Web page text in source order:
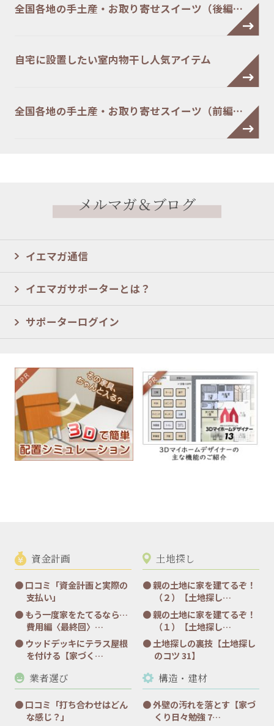
全国各地の手土産・お取り寄せスイーツ（後編…
自宅に設置したい室内物干し人気アイテム
全国各地の手土産・お取り寄せスイーツ（前編…
メルマガ＆ブログ
イエマガ通信
イエマガサポーターとは？
サポーターログイン
資金計画
口コミ「資金計画と実際の
支払い」
もう一度家をたてるなら…
費用編〈最終回〉…
ウッドデッキにテラス屋根
を付ける【家づく…
土地探し
親の土地に家を建てるぞ！
（２）【土地探し…
親の土地に家を建てるぞ！
（１）【土地探し…
土地探しの裏技【土地探し
のコツ 31】
業者選び
口コミ「打ち合わせはどん
な感じ？」
構造・建材
外壁の汚れを落とす【家づ
くり日々勉強 7…